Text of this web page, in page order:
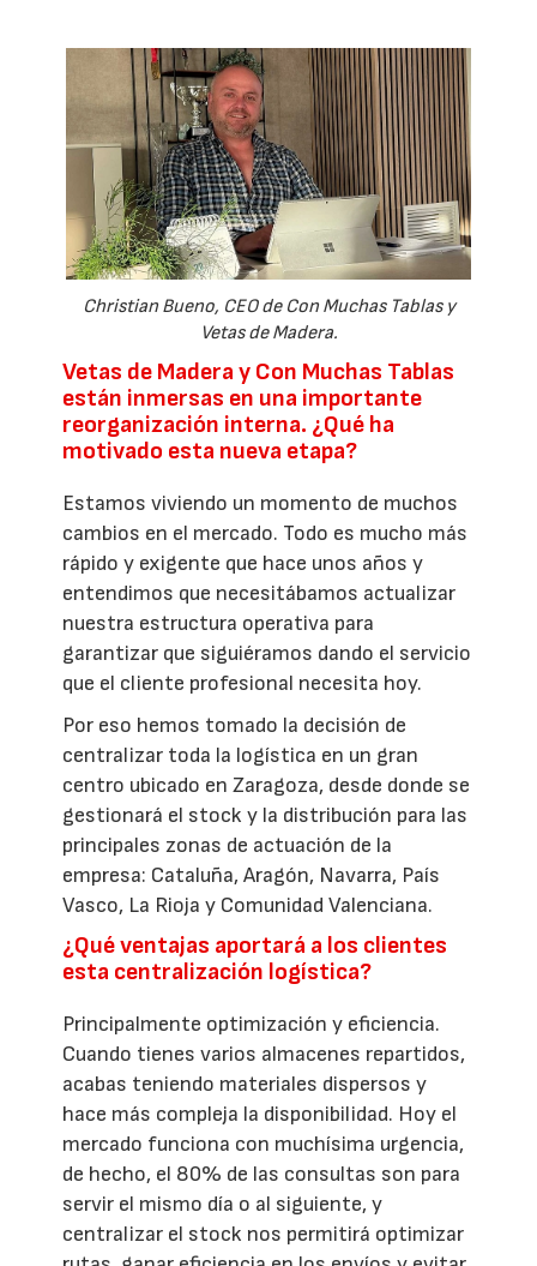
Christian Bueno, CEO de Con Muchas Tablas y
Vetas de Madera.
Vetas de Madera y Con Muchas Tablas
están inmersas en una importante
reorganización interna. ¿Qué ha
motivado esta nueva etapa?
Estamos viviendo un momento de muchos
cambios en el mercado. Todo es mucho más
rápido y exigente que hace unos años y
entendimos que necesitábamos actualizar
nuestra estructura operativa para
garantizar que siguiéramos dando el servicio
que el cliente profesional necesita hoy.
Por eso hemos tomado la decisión de
centralizar toda la logística en un gran
centro ubicado en Zaragoza, desde donde se
gestionará el stock y la distribución para las
principales zonas de actuación de la
empresa: Cataluña, Aragón, Navarra, País
Vasco, La Rioja y Comunidad Valenciana.
¿Qué ventajas aportará a los clientes
esta centralización logística?
Principalmente optimización y eficiencia.
Cuando tienes varios almacenes repartidos,
acabas teniendo materiales dispersos y
hace más compleja la disponibilidad. Hoy el
mercado funciona con muchísima urgencia,
de hecho, el 80% de las consultas son para
servir el mismo día o al siguiente, y
centralizar el stock nos permitirá optimizar